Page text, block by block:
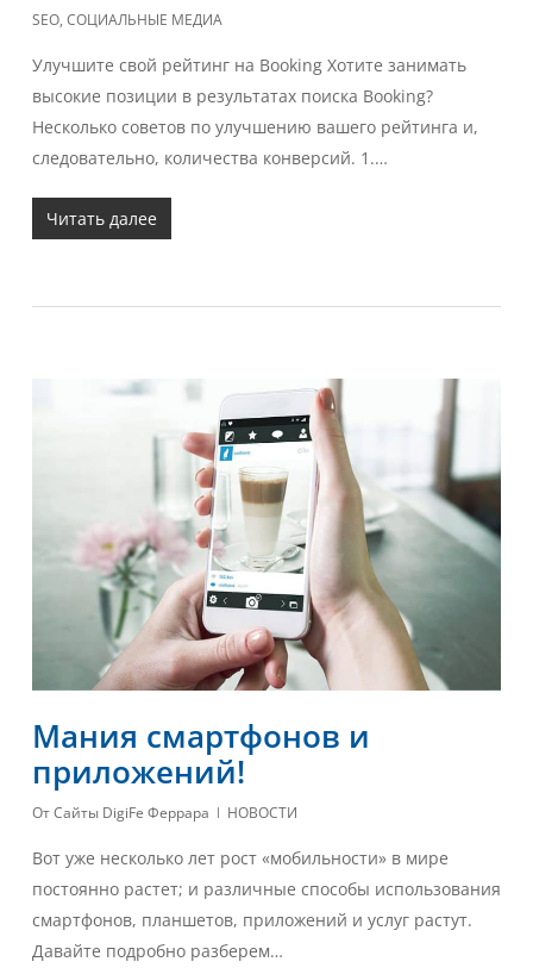
SEO, СОЦИАЛЬНЫЕ МЕДИА
Улучшите свой рейтинг на Booking Хотите занимать
высокие позиции в результатах поиска Booking?
Несколько советов по улучшению вашего рейтинга и,
следовательно, количества конверсий. 1.…
Читать далее
Мания смартфонов и
приложений!
ОтСайты DigiFe Феррара НОВОСТИ
Вот уже несколько лет рост «мобильности» в мире
постоянно растет; и различные способы использования
смартфонов, планшетов, приложений и услуг растут.
Давайте подробно разберем…